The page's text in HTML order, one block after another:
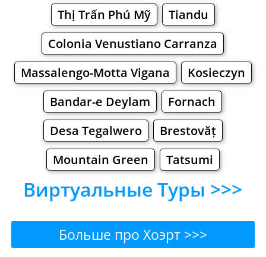
Thị Trấn Phú Mỹ
Tiandu
Colonia Venustiano Carranza
Massalengo-Motta Vigana
Kosieczyn
Bandar-e Deylam
Fornach
Desa Tegalwero
Brestovăț
Mountain Green
Tatsumi
Виртуальные Туры >>>
Больше про Хоэрт >>>